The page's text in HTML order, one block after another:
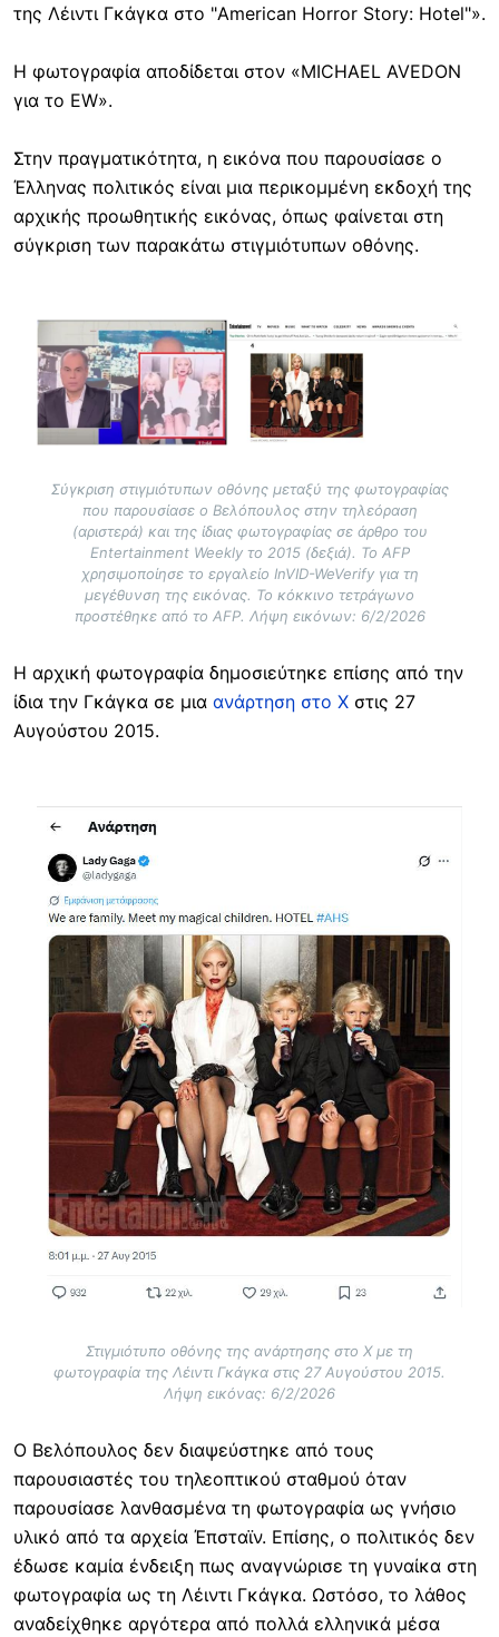
της Λέιντι Γκάγκα στο "American Horror Story: Hotel"».
Η φωτογραφία αποδίδεται στον «MICHAEL AVEDON
για το EW».
Στην πραγματικότητα, η εικόνα που παρουσίασε ο
Έλληνας πολιτικός είναι μια περικομμένη εκδοχή της
αρχικής προωθητικής εικόνας, όπως φαίνεται στη
σύγκριση των παρακάτω στιγμιότυπων οθόνης.
Image
Σύγκριση στιγμιότυπων οθόνης μεταξύ της φωτογραφίας
που παρουσίασε ο Βελόπουλος στην τηλεόραση
(αριστερά) και της ίδιας φωτογραφίας σε άρθρο του
Entertainment Weekly το 2015 (δεξιά). Το AFP
χρησιμοποίησε το εργαλείο InVID-WeVerify για τη
μεγέθυνση της εικόνας. Το κόκκινο τετράγωνο
προστέθηκε από το AFP. Λήψη εικόνων: 6/2/2026
Η αρχική φωτογραφία δημοσιεύτηκε επίσης από την
ίδια την Γκάγκα σε μια ανάρτηση στο X στις 27
Αυγούστου 2015.
Image
Στιγμιότυπο οθόνης της ανάρτησης στο X με τη
φωτογραφία της Λέιντι Γκάγκα στις 27 Αυγούστου 2015.
Λήψη εικόνας: 6/2/2026
Ο Βελόπουλος δεν διαψεύστηκε από τους
παρουσιαστές του τηλεοπτικού σταθμού όταν
παρουσίασε λανθασμένα τη φωτογραφία ως γνήσιο
υλικό από τα αρχεία Έπσταϊν. Επίσης, ο πολιτικός δεν
έδωσε καμία ένδειξη πως αναγνώρισε τη γυναίκα στη
φωτογραφία ως τη Λέιντι Γκάγκα. Ωστόσο, το λάθος
αναδείχθηκε αργότερα από πολλά ελληνικά μέσα